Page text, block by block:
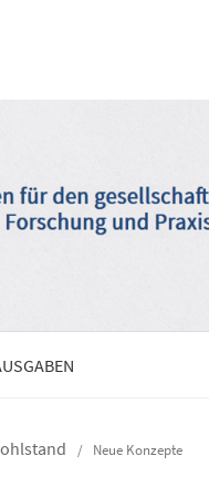
/ Neue Konzepte